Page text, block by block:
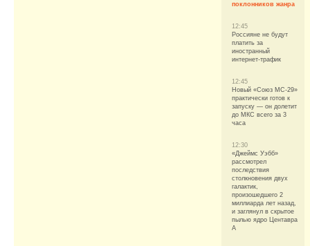
поклонников жанра
12:45
Россияне не будут
платить за
иностранный
интернет-трафик
12:45
Новый «Союз МС-29»
практически готов к
запуску — он долетит
до МКС всего за 3
часа
12:30
«Джеймс Уэбб»
рассмотрел
последствия
столкновения двух
галактик,
произошедшего 2
миллиарда лет назад,
и заглянул в скрытое
пылью ядро Центавра
A